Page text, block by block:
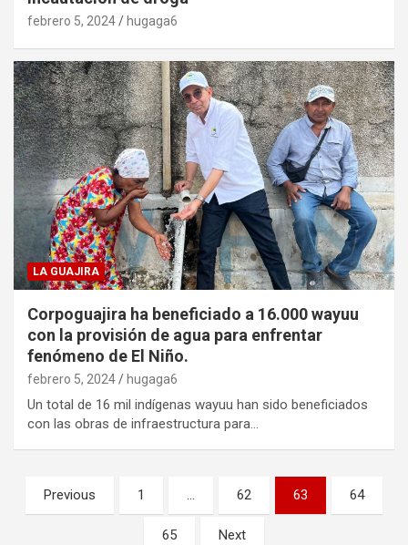
febrero 5, 2024 hugaga6
LA GUAJIRA
Corpoguajira ha beneficiado a 16.000 wayuu
con la provisión de agua para enfrentar
fenómeno de El Niño.
febrero 5, 2024 hugaga6
Un total de 16 mil indígenas wayuu han sido beneficiados
con las obras de infraestructura para…
Paginación
de
Previous 1 … 62 63 64
65 Next